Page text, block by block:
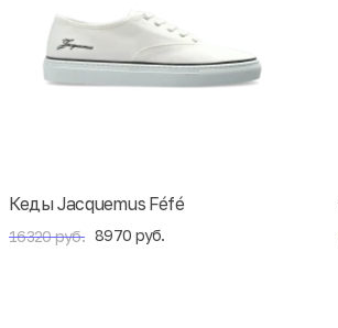
Кеды Jacquemus Féfé
16320 руб. 8970 руб.